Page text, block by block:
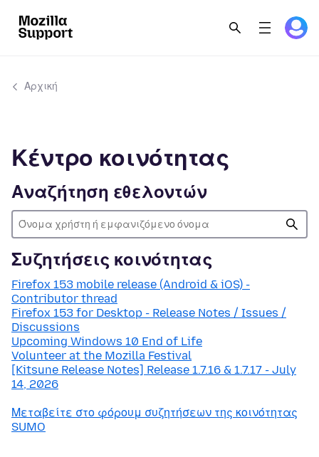
Αρχική
Κέντρο κοινότητας
Αναζήτηση εθελοντών
Συζητήσεις κοινότητας
Firefox 153 mobile release (Android & iOS) -
Contributor thread
Firefox 153 for Desktop - Release Notes / Issues /
Discussions
Upcoming Windows 10 End of Life
Volunteer at the Mozilla Festival
[Kitsune Release Notes] Release 1.7.16 & 1.7.17 - July
14, 2026
Μεταβείτε στο φόρουμ συζητήσεων της κοινότητας
SUMO